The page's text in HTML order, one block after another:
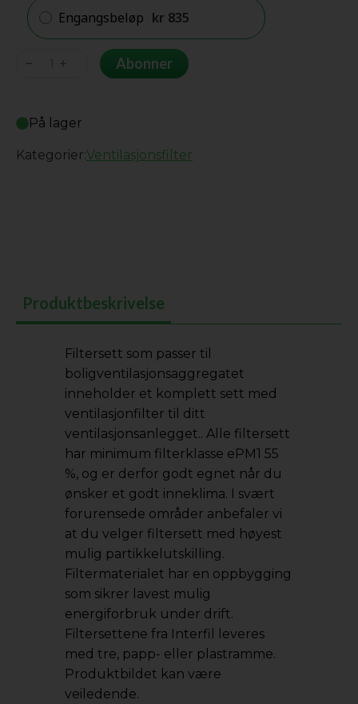
Engangsbeløp kr 835
Heru
115T/130T/140T
Abonner
På lager
Kategorier:Ventilasjonsfilter
Produktbeskrivelse
Filtersett som passer til
boligventilasjonsaggregatet
inneholder et komplett sett med
ventilasjonfilter til ditt
ventilasjonsanlegget.. Alle filtersett
har minimum filterklasse ePM1 55
%, og er derfor godt egnet når du
ønsker et godt inneklima. I svært
forurensede områder anbefaler vi
at du velger filtersett med høyest
mulig partikkelutskilling.
Filtermaterialet har en oppbygging
som sikrer lavest mulig
energiforbruk under drift.
Filtersettene fra Interfil leveres
med tre, papp- eller plastramme.
Produktbildet kan være
veiledende.